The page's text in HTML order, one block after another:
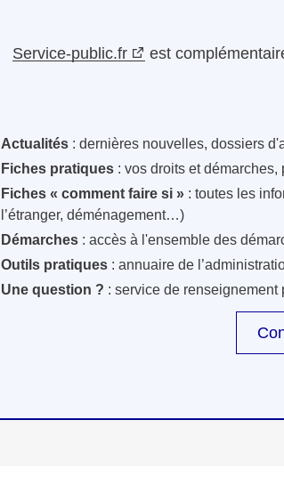
Service-public.fr est
Actualités : dernières nouvelles, dossiers
Fiches pratiques : vos droits et
Fiches « comment faire si » : toutes les
l’étranger, déménagement…)
Démarches : accès à l'ensemble des
Outils pratiques : annuaire de
Une question ? : service de renseignement